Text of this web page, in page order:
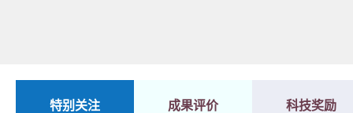
特别关注 成果评价 科技奖励